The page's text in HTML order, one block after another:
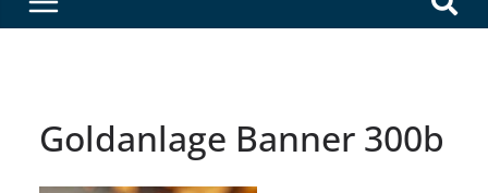
Goldanlage Banner 300b